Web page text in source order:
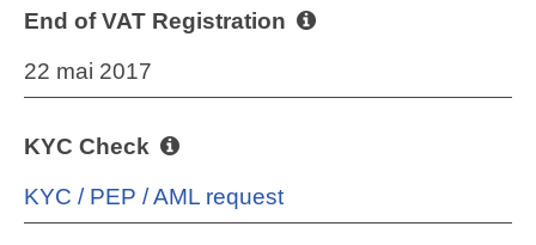
End of VAT Registration
22 mai 2017
KYC Check
KYC / PEP / AML request